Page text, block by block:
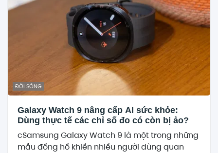
ĐỜI SỐNG
Galaxy Watch 9 nâng cấp AI sức khỏe:
Dùng thực tế các chỉ số đo có còn bị ảo?
cSamsung Galaxy Watch 9 là một trong những
mẫu đồng hồ khiến nhiều người dùng quan